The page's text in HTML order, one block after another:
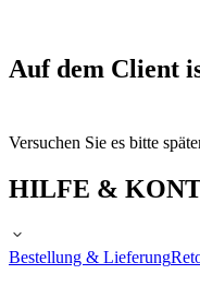
Auf dem Client
Versuchen Sie es bitte
HILFE &
Bestellung & Lieferung